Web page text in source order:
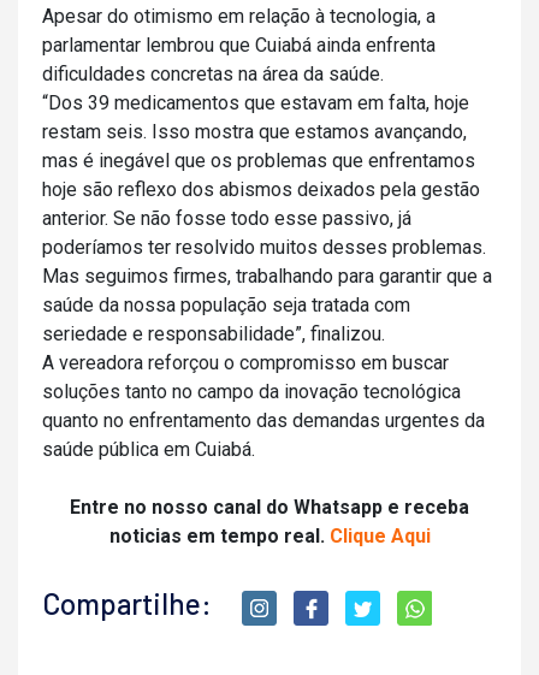
Apesar do otimismo em relação à tecnologia, a
parlamentar lembrou que Cuiabá ainda enfrenta
dificuldades concretas na área da saúde.
“Dos 39 medicamentos que estavam em falta, hoje
restam seis. Isso mostra que estamos avançando,
mas é inegável que os problemas que enfrentamos
hoje são reflexo dos abismos deixados pela gestão
anterior. Se não fosse todo esse passivo, já
poderíamos ter resolvido muitos desses problemas.
Mas seguimos firmes, trabalhando para garantir que a
saúde da nossa população seja tratada com
seriedade e responsabilidade”, finalizou.
A vereadora reforçou o compromisso em buscar
soluções tanto no campo da inovação tecnológica
quanto no enfrentamento das demandas urgentes da
saúde pública em Cuiabá.
Entre no nosso canal do Whatsapp e receba
noticias em tempo real. Clique Aqui
Compartilhe: